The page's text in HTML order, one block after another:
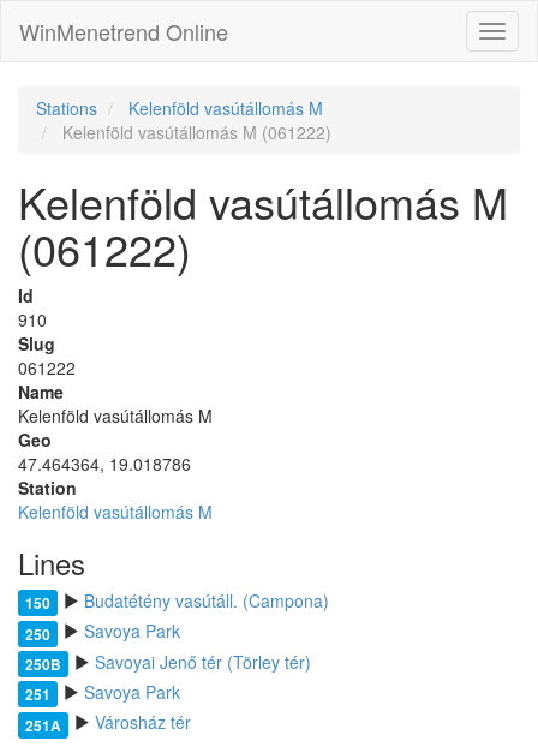
WinMenetrend Online
Stations
Kelenföld vasútállomás M
Kelenföld vasútállomás M (061222)
Kelenföld vasútállomás M
(061222)
Id
910
Slug
061222
Name
Kelenföld vasútállomás M
Geo
47.464364, 19.018786
Station
Kelenföld vasútállomás M
Lines
150 Budatétény vasútáll. (Campona)
250 Savoya Park
250B Savoyai Jenő tér (Törley tér)
251 Savoya Park
251A
Városház tér